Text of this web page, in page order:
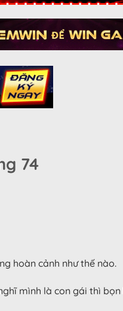
74
hoàn cảnh như thế nào.
mình là con gái thì